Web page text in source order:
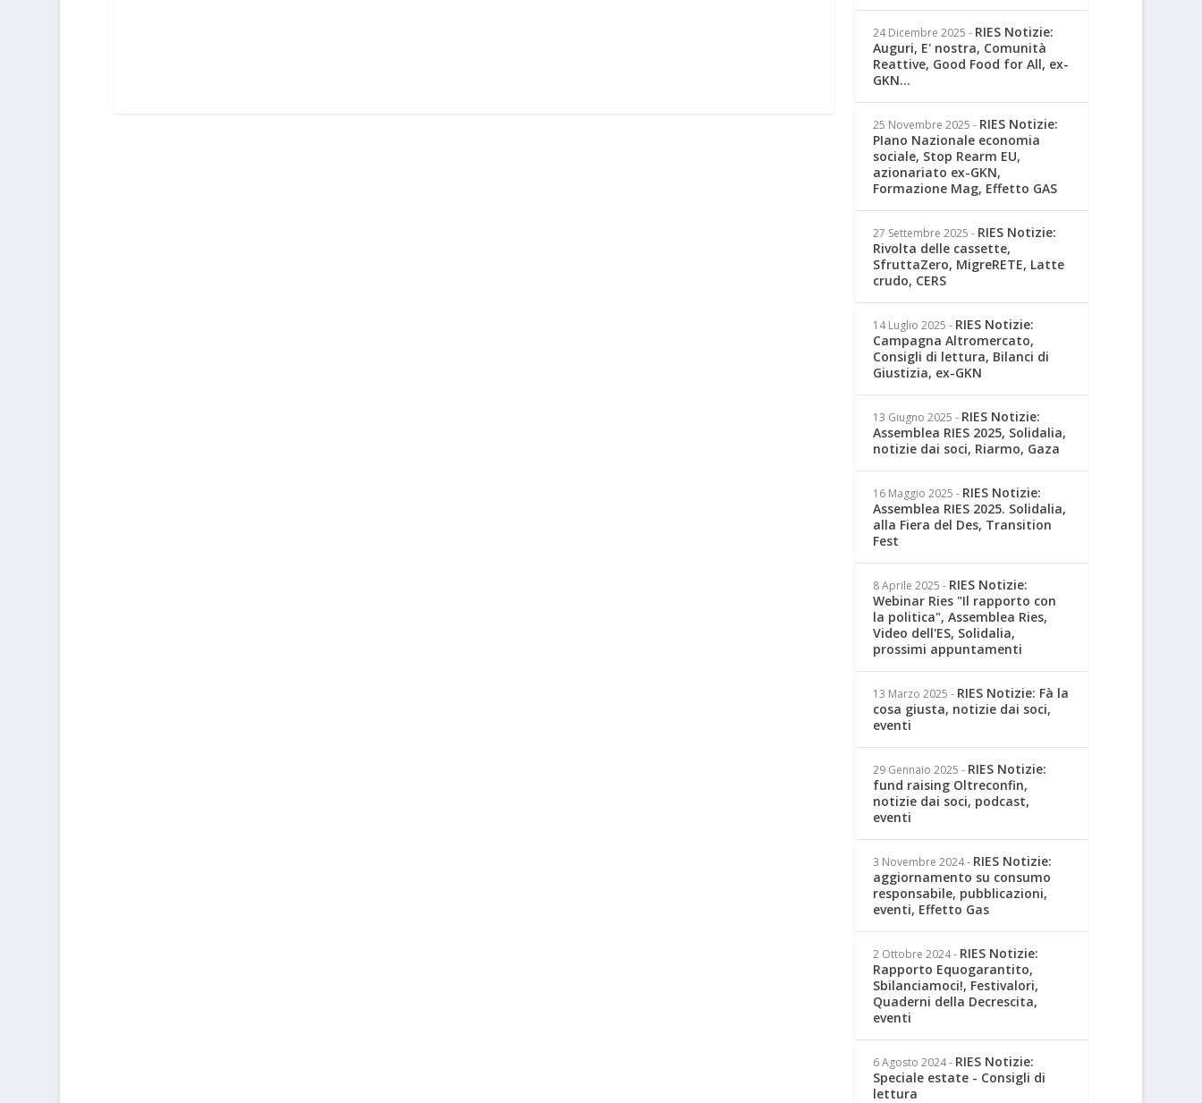
24 Dicembre 2025 - RIES Notizie:
Auguri, E' nostra, Comunità
Reattive, Good Food for All, ex-
GKN...
25 Novembre 2025 - RIES Notizie:
PIano Nazionale economia
sociale, Stop Rearm EU,
azionariato ex-GKN,
Formazione Mag, Effetto GAS
27 Settembre 2025 - RIES Notizie:
Rivolta delle cassette,
SfruttaZero, MigreRETE, Latte
crudo, CERS
14 Luglio 2025 - RIES Notizie:
Campagna Altromercato,
Consigli di lettura, Bilanci di
Giustizia, ex-GKN
13 Giugno 2025 - RIES Notizie:
Assemblea RIES 2025, Solidalia,
notizie dai soci, Riarmo, Gaza
16 Maggio 2025 - RIES Notizie:
Assemblea RIES 2025. Solidalia,
alla Fiera del Des, Transition
Fest
8 Aprile 2025 - RIES Notizie:
Webinar Ries "Il rapporto con
la politica", Assemblea Ries,
Video dell'ES, Solidalia,
prossimi appuntamenti
13 Marzo 2025 - RIES Notizie: Fà la
cosa giusta, notizie dai soci,
eventi
29 Gennaio 2025 - RIES Notizie:
fund raising Oltreconfin,
notizie dai soci, podcast,
eventi
3 Novembre 2024- RIES Notizie:
aggiornamento su consumo
responsabile, pubblicazioni,
eventi, Effetto Gas
2 Ottobre 2024- RIES Notizie:
Rapporto Equogarantito,
Sbilanciamoci!, Festivalori,
Quaderni della Decrescita,
eventi
6 Agosto 2024- RIES Notizie:
Speciale estate - Consigli di
lettura